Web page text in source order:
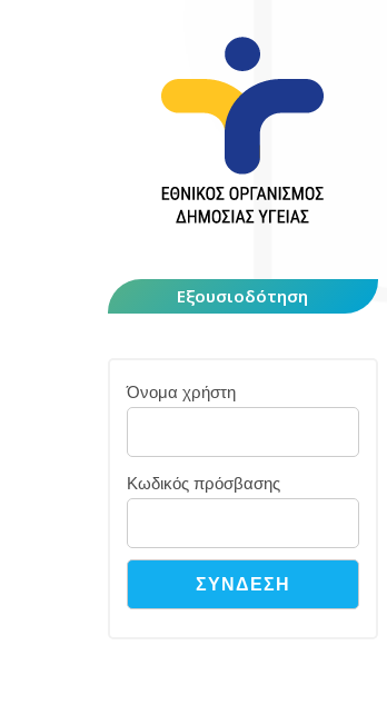
Εξουσιοδότηση
Όνομα χρήστη
Κωδικός πρόσβασης